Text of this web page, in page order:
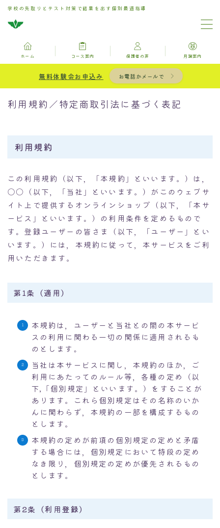
学校の先取りとテスト対策で結果を出す個別最適指導
保護者の声
月謝案内
ブログ記事一覧用固定ページ
Instagram動画
ホーム コース案内 保護者の声 月謝案内
無料体験会お申込み お電話かメールで
利用規約／特定商取引法に基づく表記
利用規約
この利用規約（以下，「本規約」といいます。）は，
〇〇（以下，「当社」といいます。）がこのウェブサ
イト上で提供するオンラインショップ（以下，「本サ
ービス」といいます。）の利用条件を定めるもので
す。登録ユーザーの皆さま（以下，「ユーザー」とい
います。）には，本規約に従って，本サービスをご利
用いただきます。
第1条（適用）
本規約は，ユーザーと当社との間の本サービ
スの利用に関わる一切の関係に適用されるも
のとします。
当社は本サービスに関し，本規約のほか，ご
利用にあたってのルール等，各種の定め（以
下,「個別規定」といいます。）をすることが
あります。これら個別規定はその名称のいか
んに関わらず，本規約の一部を構成するもの
とします。
本規約の定めが前項の個別規定の定めと矛盾
する場合には，個別規定において特段の定め
なき限り，個別規定の定めが優先されるもの
とします。
第2条（利用登録）